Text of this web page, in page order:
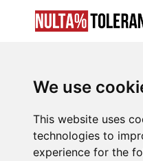
We use
This website uses
technologies to
experience for the